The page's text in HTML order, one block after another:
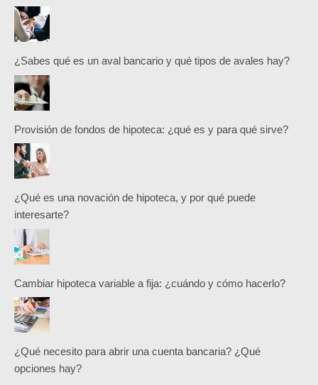
¿Sabes qué es un aval bancario y qué tipos de avales hay?
Provisión de fondos de hipoteca: ¿qué es y para qué sirve?
¿Qué es una novación de hipoteca, y por qué puede
interesarte?
Cambiar hipoteca variable a fija: ¿cuándo y cómo hacerlo?
¿Qué necesito para abrir una cuenta bancaria? ¿Qué
opciones hay?